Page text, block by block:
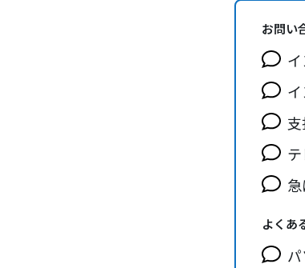
お問い
よくあ